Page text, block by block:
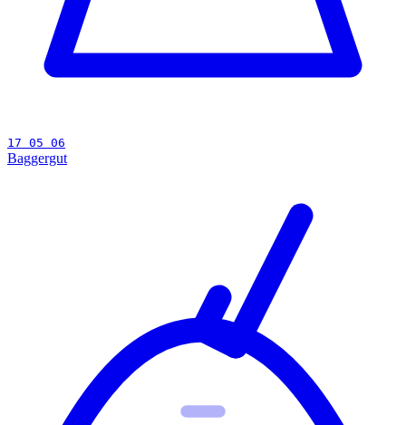
17 05 06
Baggergut